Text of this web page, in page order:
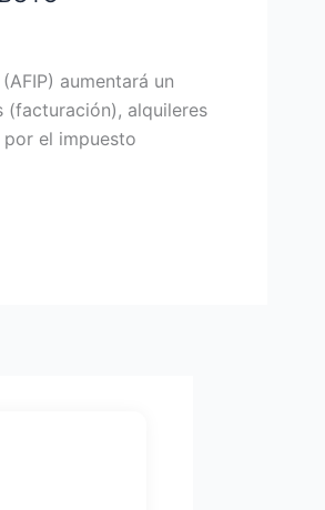
aumentará un
(facturación), alquileres
el impuesto